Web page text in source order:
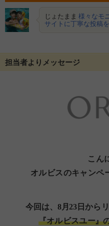
じょたまま 様々なモ
サイトに丁寧な投稿
担当者よりメッセージ
こん
オルビスのキャンペ
今回は、8月23日から
『オルビスユー』